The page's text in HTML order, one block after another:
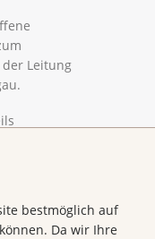
bestmöglich auf
Da wir Ihre
Leitung